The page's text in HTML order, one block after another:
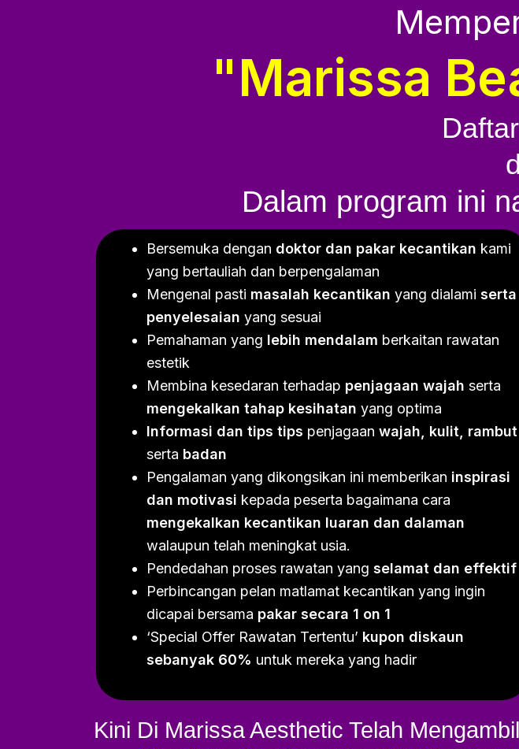
"Marissa
Dalam program ini
Bersemuka dengan doktor dan pakar kecantikan kami
yang bertauliah dan berpengalaman
Mengenal pasti masalah kecantikan yang dialami serta
penyelesaian yang sesuai
Pemahaman yang lebih mendalam berkaitan rawatan
estetik
Membina kesedaran terhadap penjagaan wajah serta
mengekalkan tahap kesihatan yang optima
Informasi dan tips tips penjagaan wajah, kulit, rambut
serta badan
Pengalaman yang dikongsikan ini memberikan inspirasi
dan motivasi kepada peserta bagaimana cara
mengekalkan kecantikan luaran dan dalaman
walaupun telah meningkat usia.
Pendedahan proses rawatan yang selamat dan effektif
Perbincangan pelan matlamat kecantikan yang ingin
dicapai bersama pakar secara 1 on 1
‘Special Offer Rawatan Tertentu’ kupon diskaun
sebanyak 60% untuk mereka yang hadir
Kini Di Marissa Aesthetic Telah